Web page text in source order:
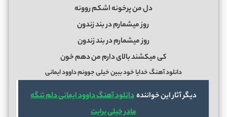
دل من پرخونه اشکم روونه
روز میشمارم در بند زندون
روز میشمارم در بند زندون
کی میکشند بالای دارم من دهم خون
دانلود آهنگ خدایا خود ببین خیلی جوونم داوود ایمانی
دیگر آثار این خوانندهدانلود آهنگ داوود ایمانی دلم تنگه
مادر خیلی برایت